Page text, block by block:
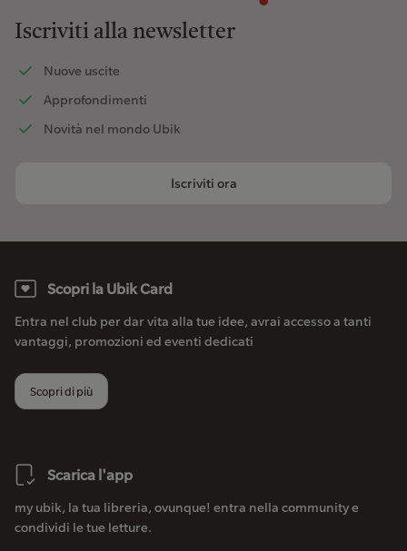
Iscriviti alla newsletter
Nuove uscite
Approfondimenti
Novità nel mondo Ubik
Iscriviti ora
Scopri la Ubik Card
Entra nel club per dar vita alla tue idee, avrai accesso a tanti
vantaggi, promozioni ed eventi dedicati
Scopri di più
Scarica l'app
my ubik, la tua libreria, ovunque! entra nella community e
condividi le tue letture.